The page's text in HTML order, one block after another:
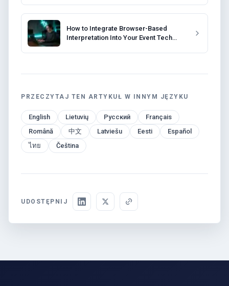
How to Integrate Browser-Based
Interpretation Into Your Event Tech
PRZECZYTAJ TEN ARTYKUŁ W INNYM JĘZYKU
English Lietuvių Русский
Français
Română
中文 Latviešu Eesti
Español
ไทย
Čeština
UDOSTĘPNIJ